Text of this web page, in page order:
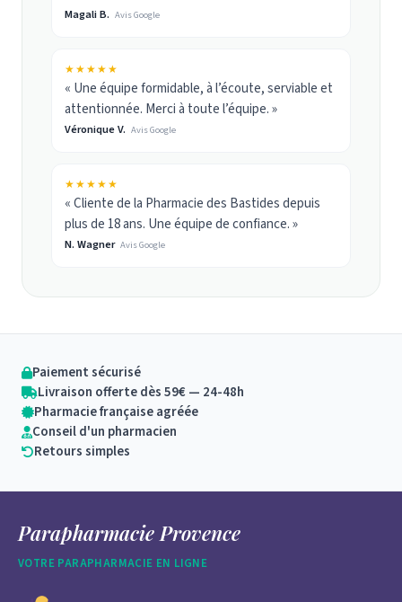
Magali B. Avis Google
★★★★★
« Une équipe formidable, à l’écoute, serviable et
attentionnée. Merci à toute l’équipe. »
Véronique V. Avis Google
★★★★★
« Cliente de la Pharmacie des Bastides depuis
plus de 18 ans. Une équipe de confiance. »
N. Wagner Avis Google
Paiement sécurisé
Livraison offerte dès 59€ — 24-48h
Pharmacie française agréée
Conseil d'un pharmacien
Retours simples
Parapharmacie Provence
VOTRE PARAPHARMACIE EN LIGNE